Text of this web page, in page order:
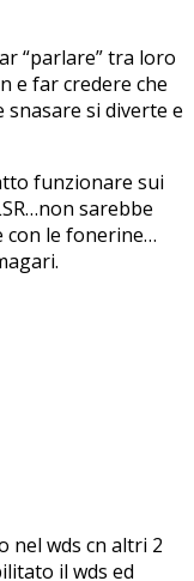
“parlare” tra loro
e far credere che
si diverte e
funzionare sui
sarebbe
con le fonerine…
nel wds cn altri 2
il wds ed